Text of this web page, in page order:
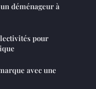
déménageur à
pour
avec une